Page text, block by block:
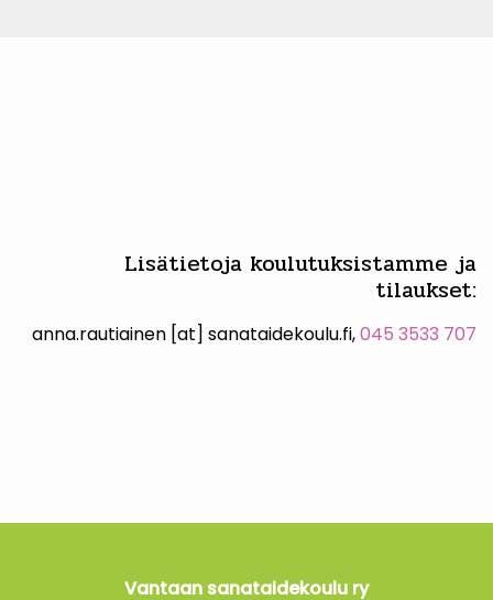
Lisätietoja koulutuksistamme ja
tilaukset:
anna.rautiainen [at] sanataidekoulu.fi,045 3533 707
Vantaan sanataidekoulu ry